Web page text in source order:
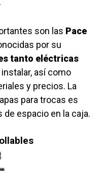
son las Pace
por su
tanto eléctricas
así como
y precios. La
para trocas es
de espacio en la caja.